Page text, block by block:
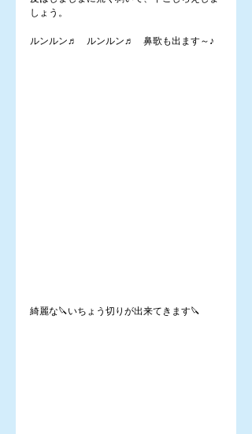
しょう。
ルンルン♬　ルンルン♬　鼻歌も出ます～♪
綺麗な🔪いちょう切りが出来てきます🔪